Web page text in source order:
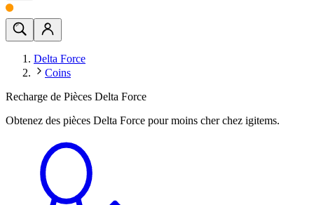
Delta Force
Coins
Recharge de Pièces Delta Force
Obtenez des pièces Delta Force pour moins cher chez igitems.